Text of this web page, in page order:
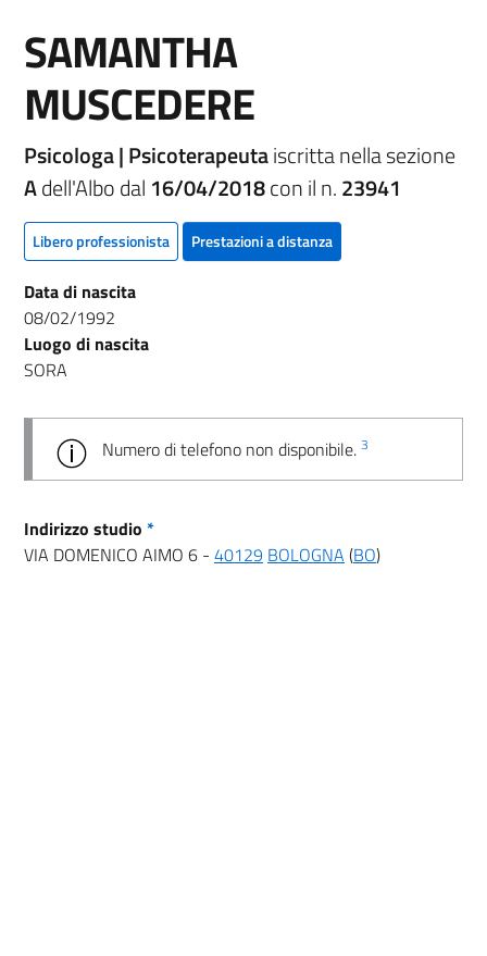
SAMANTHA
MUSCEDERE
Psicologa | Psicoterapeutaiscritta nella sezione
Adell'Albo dal 16/04/2018con il n.23941
Libero professionista Prestazioni a distanza
Data di nascita
08/02/1992
Luogo di nascita
SORA
Numero di telefono non disponibile. 3
Indirizzo studio *
VIA DOMENICO AIMO 6 - 40129 BOLOGNA (BO)